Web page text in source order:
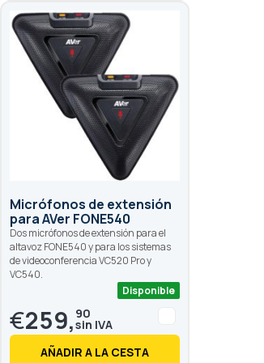
Micrófonos de extensión
para AVer FONE540
Dos micrófonos de extensión para el
altavoz FONE540 y para los sistemas
de videoconferencia VC520 Pro y
VC540.
Disponible
€259, 90
AÑADIR A LA CESTA